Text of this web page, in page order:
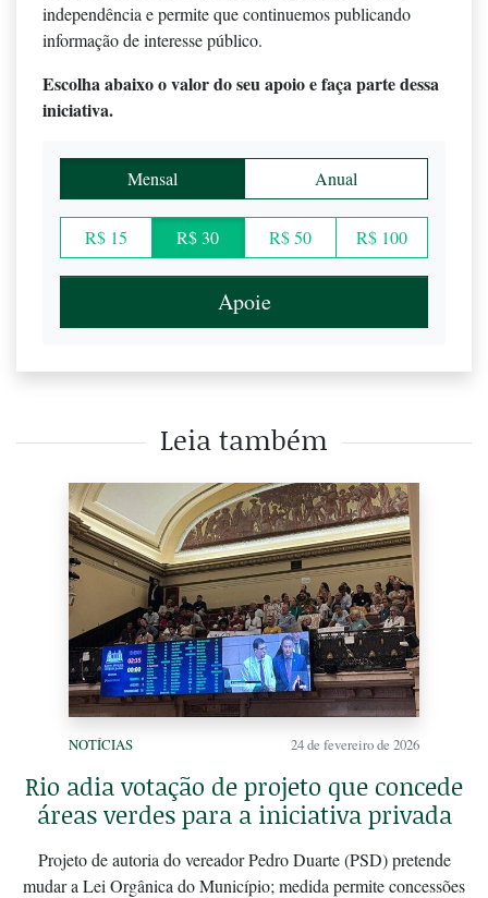
independência e permite que continuemos publicando
informação de interesse público.
Escolha abaixo o valor do seu apoio e faça parte dessa
iniciativa.
Mensal Anual
R$ 15 R$ 30 R$ 50 R$ 100
Apoie
Leia também
NOTÍCIAS 24 de fevereiro de 2026
Rio adia votação de projeto que concede
áreas verdes para a iniciativa privada
Projeto de autoria do vereador Pedro Duarte (PSD) pretende
mudar a Lei Orgânica do Município; medida permite concessões